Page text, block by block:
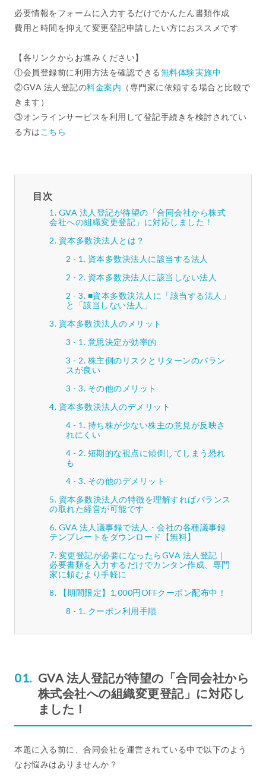
必要情報をフォームに入力するだけでかんたん書類作成
費用と時間を抑えて変更登記申請したい方におススメです
【各リンクからお進みください】
①会員登録前に利用方法を確認できる無料体験実施中
②GVA 法人登記の料金案内 （専門家に依頼する場合と比較で
きます）
③オンラインサービスを利用して登記手続きを検討されてい
る方は こちら
目次
GVA 法人登記が待望の「合同会社から株式
会社への組織変更登記」に対応しました！
資本多数決法人とは？
資本多数決法人に該当する法人
資本多数決法人に該当しない法人
■資本多数決法人に「該当する法人」
と「該当しない法人」
資本多数決法人のメリット
意思決定が効率的
株主側のリスクとリターンのバラン
スが良い
その他のメリット
資本多数決法人のデメリット
持ち株が少ない株主の意見が反映さ
れにくい
短期的な視点に傾倒してしまう恐れ
も
その他のデメリット
資本多数決法人の特徴を理解すればバランス
の取れた経営が可能です
GVA 法人議事録で法人・会社の各種議事録
テンプレートをダウンロード【無料】
変更登記が必要になったらGVA 法人登記｜
必要書類を入力するだけでカンタン作成、専門
家に頼むより手軽に
【期間限定】1,000円OFFクーポン配布中！
クーポン利用手順
GVA 法人登記が待望の「合同会社から
株式会社への組織変更登記」に対応し
ました！
本題に入る前に、合同会社を運営されている中で以下のよう
なお悩みはありませんか？